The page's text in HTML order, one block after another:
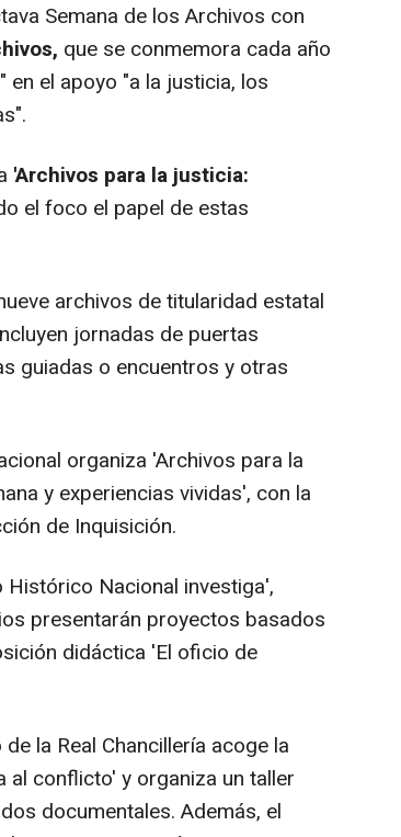
Semana de los Archivos con
que se conmemora cada año
el apoyo "a la justicia, los
'Archivos para la justicia:
el foco el papel de estas
archivos de titularidad estatal
jornadas de puertas
guiadas o encuentros y otras
organiza 'Archivos para la
y experiencias vividas', con la
de Inquisición.
Nacional investiga',
presentarán proyectos basados
didáctica 'El oficio de
la Real Chancillería acoge la
al conflicto' y organiza un taller
documentales. Además, el